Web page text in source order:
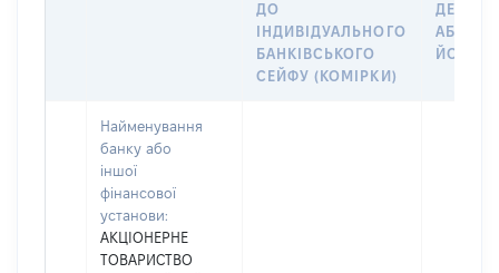
ДО
ІНДИВІДУАЛЬНОГО
БАНКІВСЬКОГО
СЕЙФУ (КОМІРКИ)
АБО
ЙОГО
Найменування
банку або
іншої
фінансової
установи:
АКЦІОНЕРНЕ
ТОВАРИСТВО